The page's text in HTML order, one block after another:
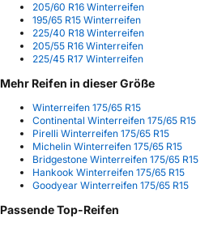
205/60 R16 Winterreifen
195/65 R15 Winterreifen
225/40 R18 Winterreifen
205/55 R16 Winterreifen
225/45 R17 Winterreifen
Mehr Reifen in dieser Größe
Winterreifen 175/65 R15
Continental Winterreifen 175/65 R15
Pirelli Winterreifen 175/65 R15
Michelin Winterreifen 175/65 R15
Bridgestone Winterreifen 175/65 R15
Hankook Winterreifen 175/65 R15
Goodyear Winterreifen 175/65 R15
Passende Top-Reifen